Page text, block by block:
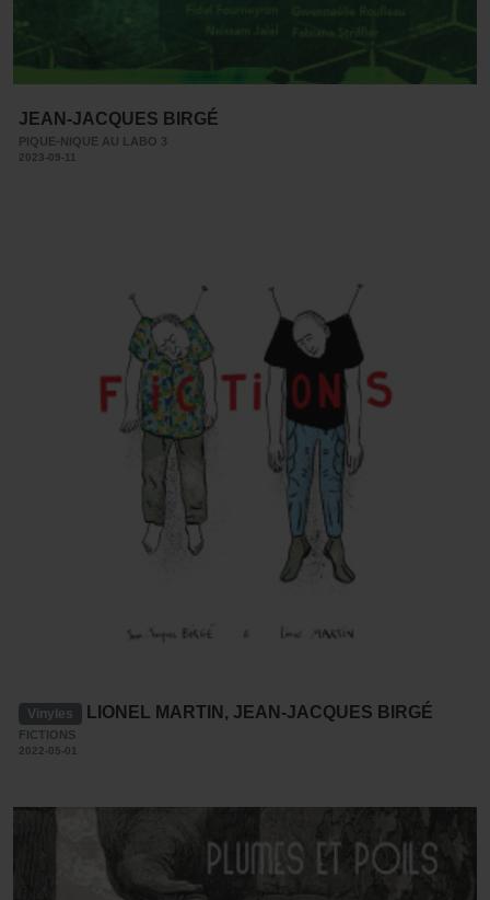
JEAN-JACQUES BIRGÉ
PIQUE-NIQUE AU LABO 3
2023-09-11
Vinyles LIONEL MARTIN, JEAN-JACQUES BIRGÉ
FICTIONS
2022-05-01